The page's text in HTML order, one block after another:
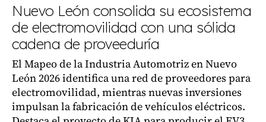
Nuevo León consolida su ecosistema
de electromovilidad con una sólida
cadena de proveeduría
El Mapeo de la Industria Automotriz en Nuevo
León 2026 identifica una red de proveedores para
electromovilidad, mientras nuevas inversiones
impulsan la fabricación de vehículos eléctricos.